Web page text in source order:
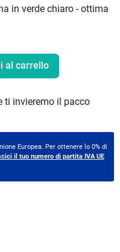
in verde chiaro - ottima
al carrello
ti invieremo il pacco
Europea. Per ottenere lo 0% di
il tuo numero di partita IVA UE